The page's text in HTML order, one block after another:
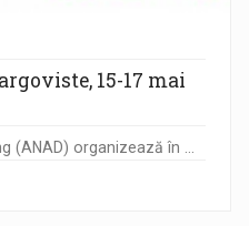
15-17 mai
(ANAD) organizează în ...